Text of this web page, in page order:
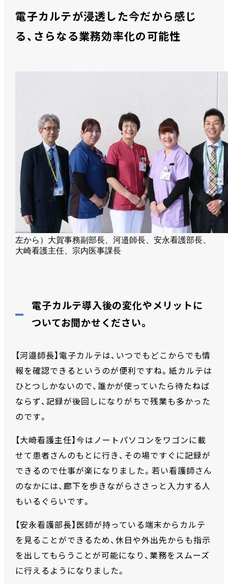
電子カルテが浸透した今だから感じ
る、さらなる業務効率化の可能性
左から）大賀事務副部長、河邉師長、安永看護部長、
大崎看護主任、宗内医事課長
電子カルテ導入後の変化やメリットに
ついてお聞かせください。
【河邉師長】電子カルテは、いつでもどこからでも情
報を確認できるというのが便利ですね。紙カルテは
ひとつしかないので、誰かが使っていたら待たねば
ならず、記録が後回しになりがちで残業も多かった
のです。
【大崎看護主任】今はノートパソコンをワゴンに載
せて患者さんのもとに行き、その場ですぐに記録が
できるので仕事が楽になりました。若い看護師さん
のなかには、廊下を歩きながらささっと入力する人
もいるぐらいです。
【安永看護部長】医師が持っている端末からカルテ
を見ることができるため、休日や外出先からも指示
を出してもらうことが可能になり、業務をスムーズ
に行えるようになりました。